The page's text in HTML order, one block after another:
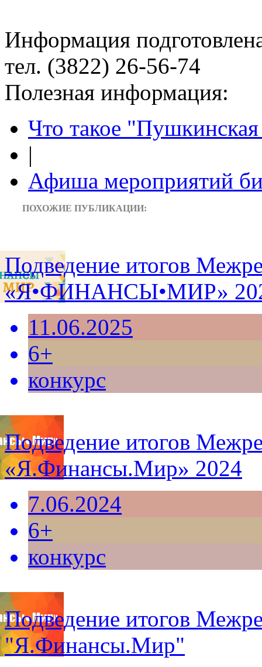
Информация
тел. (3822) 26-56-74
Полезная информация:
Что такое "Пушкинская
|
Афиша мероприятий
ПОХОЖИЕ ПУБЛИКАЦИИ:
Подведение итогов
«Я•ФИНАНСЫ•МИР»
11.06.2025
6+
конкурс
Подведение итогов
«Я.Финансы.Мир» 2024
7.06.2024
6+
конкурс
Подведение итогов
"Я.Финансы.Мир"